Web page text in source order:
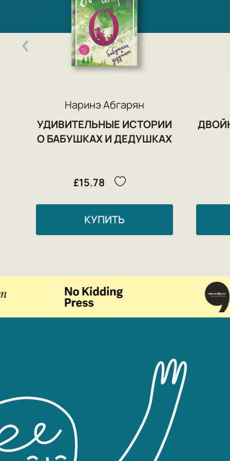
Наринэ Абгарян
УДИВИТЕЛЬНЫЕ ИСТОРИИ
О БАБУШКАХ И ДЕДУШКАХ
£15.78
КУПИТЬ